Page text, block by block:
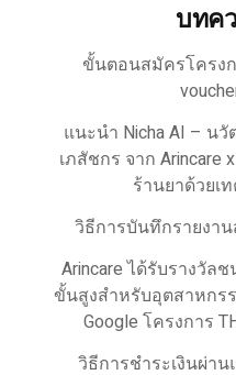
บทค
ขั้นตอนสมัครโครงก
แนะนำ Nicha AI – น
เภสัชกร จาก Arincare
ร้านยาด้วยเ
วิธีการบันทึกรายงา
Arincare ได้รับรางวัล
ขั้นสูงสำหรับอุตสาหกร
Google โครงการ
วิธีการชำระเงินผ่า